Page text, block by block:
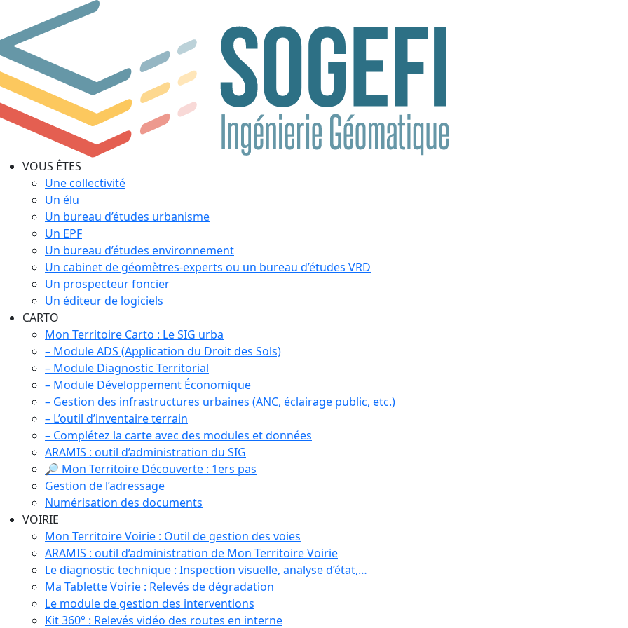
VOUS ÊTES
Une collectivité
Un élu
Un bureau d’études urbanisme
Un EPF
Un bureau d’études environnement
Un cabinet de géomètres-experts ou un bureau d’études VRD
Un prospecteur foncier
Un éditeur de logiciels
CARTO
Mon Territoire Carto : Le SIG urba
– Module ADS (Application du Droit des Sols)
– Module Diagnostic Territorial
– Module Développement Économique
– Gestion des infrastructures urbaines (ANC, éclairage public, etc.)
– L’outil d’inventaire terrain
– Complétez la carte avec des modules et données
ARAMIS : outil d’administration du SIG
🔎 Mon Territoire Découverte : 1ers pas
Gestion de l’adressage
Numérisation des documents
VOIRIE
Mon Territoire Voirie : Outil de gestion des voies
ARAMIS : outil d’administration de Mon Territoire Voirie
Le diagnostic technique : Inspection visuelle, analyse d’état,…
Ma Tablette Voirie : Relevés de dégradation
Le module de gestion des interventions
Kit 360° : Relevés vidéo des routes en interne